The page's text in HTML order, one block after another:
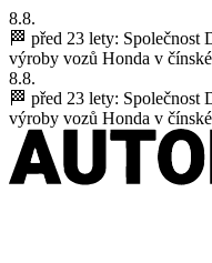
8.8.
🏁 před 23 lety: Společnost
výroby vozů Honda v
8.8.
🏁 před 23 lety: Společnost
výroby vozů Honda v